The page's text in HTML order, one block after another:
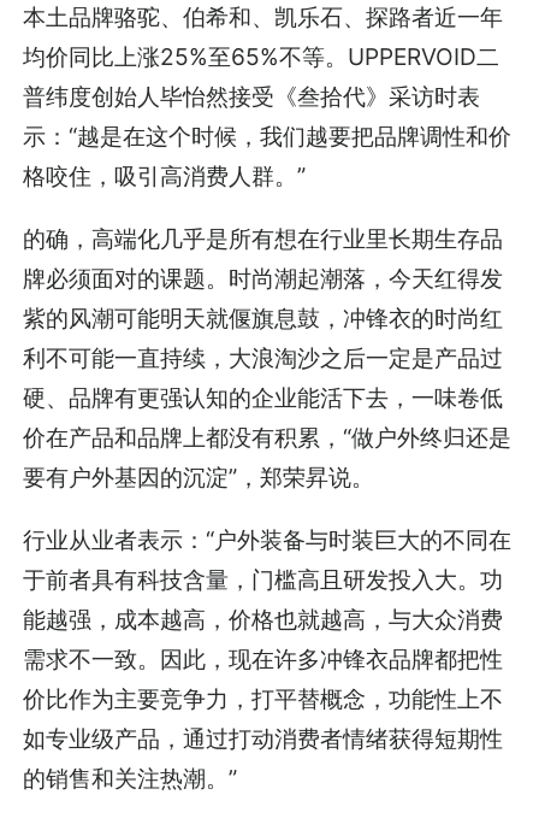
本土品牌骆驼、伯希和、凯乐石、探路者近一年
均价同比上涨25%至65%不等。UPPERVOID二
普纬度创始人毕怡然接受《叁拾代》采访时表
示：“越是在这个时候，我们越要把品牌调性和价
格咬住，吸引高消费人群。”
的确，高端化几乎是所有想在行业里长期生存品
牌必须面对的课题。时尚潮起潮落，今天红得发
紫的风潮可能明天就偃旗息鼓，冲锋衣的时尚红
利不可能一直持续，大浪淘沙之后一定是产品过
硬、品牌有更强认知的企业能活下去，一味卷低
价在产品和品牌上都没有积累，“做户外终归还是
要有户外基因的沉淀”，郑荣昇说。
行业从业者表示：“户外装备与时装巨大的不同在
于前者具有科技含量，门槛高且研发投入大。功
能越强，成本越高，价格也就越高，与大众消费
需求不一致。因此，现在许多冲锋衣品牌都把性
价比作为主要竞争力，打平替概念，功能性上不
如专业级产品，通过打动消费者情绪获得短期性
的销售和关注热潮。”